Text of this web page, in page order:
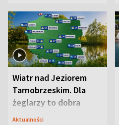
Wiatr nad Jeziorem
Tarnobrzeskim. Dla
żeglarzy to dobra
wiadomość
Aktualności